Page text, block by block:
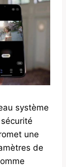
système
une
de